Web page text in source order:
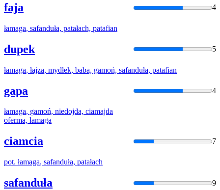
faja 4
łamaga, safanduła, patałach, patafian
dupek 5
łamaga, łajza, mydłek, baba, gamoń, safanduła, patafian
gapa 4
łamaga, gamoń, niedojda, ciamajda
oferma, łamaga
ciamcia 7
pot. łamaga, safanduła, patałach
safanduła 9